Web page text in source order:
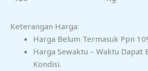
Keterangan Harga:
Harga Belum Termasuk Ppn
Harga Sewaktu – Waktu Dapat
Kondisi.